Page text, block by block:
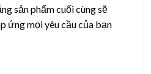
sản phẩm cuối cùng sẽ
ứng mọi yêu cầu của bạn